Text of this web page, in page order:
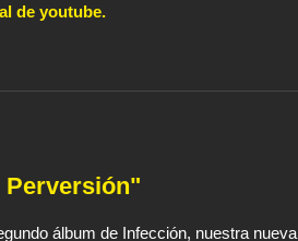
de youtube.
Perversión"
álbum de Infección, nuestra nueva